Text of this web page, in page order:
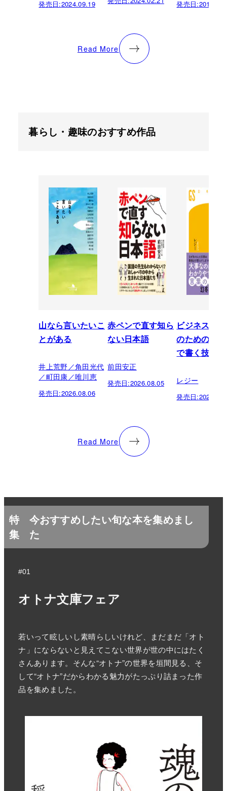
発売日:2024.09.19 発売日:
Read More
暮らし・趣味のおすすめ作品
山なら言いたいこ
とがある
井上荒野／角田光代
／町田康／唯川恵
発売日:2026.08.06
赤ペンで直す知ら
ない日本語
前田安正
発売日:2026.08.05
ビジネスパ
のための「
で書く技術
レジー
発売日:
Read More
特
集
今おすすめしたい旬な本を集めまし
た
#01
オトナ文庫フェア
若いって眩しいし素晴らしいけれど、まだまだ「オト
ナ」にならないと見えてこない世界が世の中にはたく
さんあります。そんな“オトナ”の世界を垣間見る、そ
して“オトナ”だからわかる魅力がたっぷり詰まった作
品を集めました。